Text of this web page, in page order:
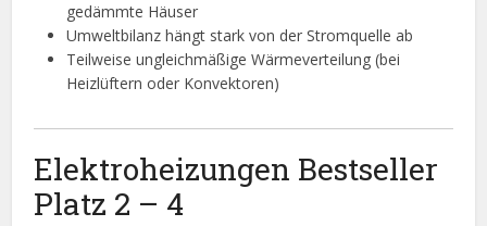
gedämmte Häuser
Umweltbilanz hängt stark von der Stromquelle ab
Teilweise ungleichmäßige Wärmeverteilung (bei
Heizlüftern oder Konvektoren)
Elektroheizungen Bestseller
Platz 2 – 4